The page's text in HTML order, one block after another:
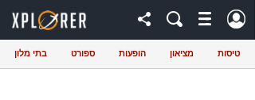
טיסות מציאון הופעות ספורט בתי מלון